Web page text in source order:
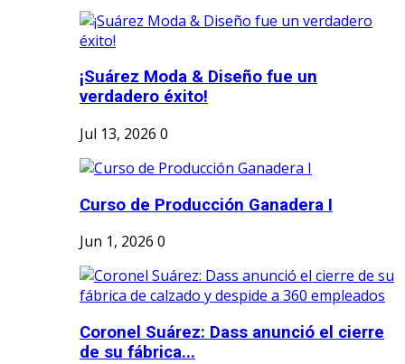
¡Suárez Moda & Diseño fue un
verdadero éxito!
Jul 13, 2026 0
Curso de Producción Ganadera I
Jun 1, 2026 0
Coronel Suárez: Dass anunció el cierre
de su fábrica...